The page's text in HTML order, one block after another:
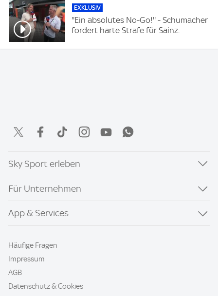
EXKLUSIV
''Ein absolutes No-Go!'' - Schumacher
fordert harte Strafe für Sainz.
Sky Sport erleben
Für Unternehmen
App & Services
Häufige Fragen
Impressum
AGB
Datenschutz & Cookies